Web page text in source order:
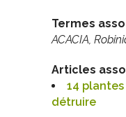
Termes
ACACIA,
Articles
14
détruire